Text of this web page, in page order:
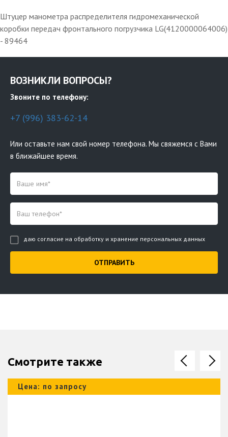
Штуцер манометра распределителя гидромеханической
коробки передач фронтального погрузчика LG(4120000064006)
- 89464
ВОЗНИКЛИ ВОПРОСЫ?
Звоните по телефону:
+7 (996) 383-62-14
Или оставьте нам свой номер телефона. Мы свяжемся с Вами
в ближайшее время.
даю согласие на обработку и хранение персональных данных
Смотрите также
Цена: по запросу